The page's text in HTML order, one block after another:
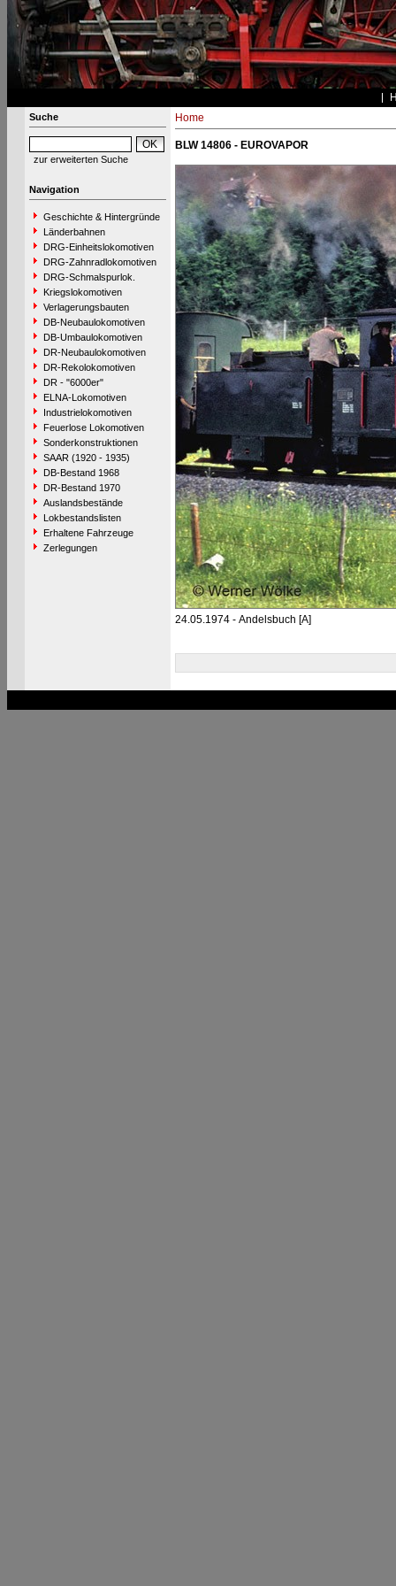
Suche
zur erweiterten Suche
Navigation
Geschichte & Hintergründe
Länderbahnen
DRG-Einheitslokomotiven
DRG-Zahnradlokomotiven
DRG-Schmalspurlok.
Kriegslokomotiven
Verlagerungsbauten
DB-Neubaulokomotiven
DB-Umbaulokomotiven
DR-Neubaulokomotiven
DR-Rekolokomotiven
DR - "6000er"
ELNA-Lokomotiven
Industrielokomotiven
Feuerlose Lokomotiven
Sonderkonstruktionen
SAAR (1920 - 1935)
DB-Bestand 1968
DR-Bestand 1970
Auslandsbestände
Lokbestandslisten
Erhaltene Fahrzeuge
Zerlegungen
Home
BLW 14806 - EUROVAPOR
24.05.1974 - Andelsbuch [A]